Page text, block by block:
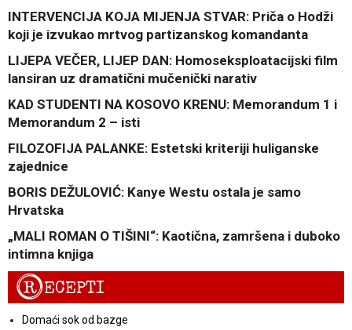
INTERVENCIJA KOJA MIJENJA STVAR: Priča o Hodži
koji je izvukao mrtvog partizanskog komandanta
LIJEPA VEČER, LIJEP DAN: Homoseksploatacijski film
lansiran uz dramatični mučenički narativ
KAD STUDENTI NA KOSOVO KRENU: Memorandum 1 i
Memorandum 2 – isti
FILOZOFIJA PALANKE: Estetski kriteriji huliganske
zajednice
BORIS DEŽULOVIĆ: Kanye Westu ostala je samo
Hrvatska
„MALI ROMAN O TIŠINI“: Kaotična, zamršena i duboko
intimna knjiga
RECEPTI
Domaći sok od bazge